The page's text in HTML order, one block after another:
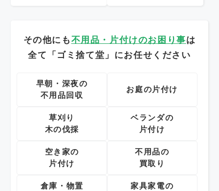
その他にも 不用品・片付けのお困り事は
全て「ゴミ捨て堂」にお任せください
早朝・深夜の
不用品回収
お庭の片付け
草刈り
木の伐採
ベランダの
片付け
空き家の
片付け
不用品の
買取り
倉庫・物置
家具家電の